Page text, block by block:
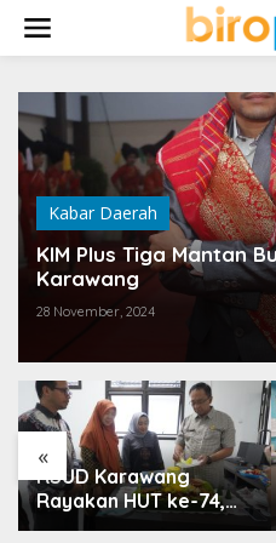
w
Kabar Daerah
KIM Plus Tiga Mantan
Karawang
28 November, 2024
«
RSUD Karawang
Rayakan HUT ke-74,